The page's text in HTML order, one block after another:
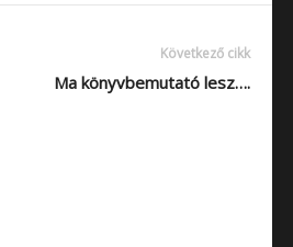
Következő cikk
Ma könyvbemutató lesz….